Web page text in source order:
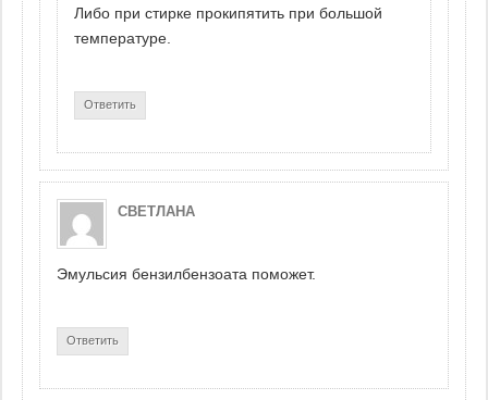
Либо при стирке прокипятить при большой
температуре.
Ответить
СВЕТЛАНА
Эмульсия бензилбензоата поможет.
Ответить